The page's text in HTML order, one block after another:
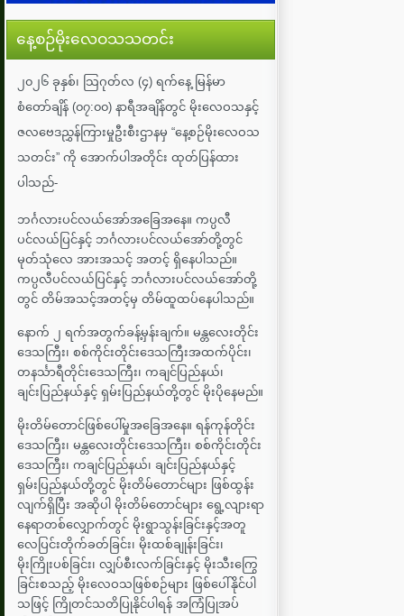
နေ့စဉ်မိုးလေဝသသတင်း
၂၀၂၆ ခုနှစ်၊ သြဂုတ်လ (၄) ရက်နေ့ မြန်မာ
စံတော်ချိန် (၀၇:၀၀) နာရီအချိန်တွင် မိုးလေဝသနှင့်
ဇလဗေဒညွှန်ကြားမှုဦးစီးဌာနမှ “နေ့စဉ်မိုးလေဝသ
သတင်း” ကို အောက်ပါအတိုင်း ထုတ်ပြန်ထား
ပါသည်-
ဘင်္ဂလားပင်လယ်အော်အ‌ခြေအနေ။ ကပ္ပလီ
ပင်လယ်ပြင်နှင့် ဘင်္ဂလားပင်လယ်အော်တို့တွင်
မုတ်သုံလေ အားအသင့် အတင့် ရှိနေပါသည်။
ကပ္ပလီပင်လယ်ပြင်နှင့် ဘင်္ဂလားပင်လယ်အော်တို့
တွင် တိမ်အသင့်အတင့်မှ တိမ်ထူထပ်နေပါသည်။
နောက် ၂ ရက်အတွက်ခန့်မှန်းချက်။ မန္တလေးတိုင်း
ဒေသကြီး၊ စစ်ကိုင်းတိုင်းဒေသကြီးအထက်ပိုင်း၊
တနင်္သာရီတိုင်းဒေသကြီး၊ ကချင်ပြည်နယ်၊
ချင်းပြည်နယ်နှင့် ရှမ်းပြည်နယ်တို့တွင် မိုးပိုနေမည်။
မိုးတိမ်တောင်ဖြစ်ပေါ်မှုအခြေအနေ။ ရန်ကုန်တိုင်း
ဒေသကြီး၊ မန္တလေးတိုင်းဒေသကြီး၊ စစ်ကိုင်းတိုင်း
ဒေသကြီး၊ ကချင်ပြည်နယ်၊ ချင်းပြည်နယ်နှင့်
ရှမ်းပြည်နယ်တို့တွင် မိုးတိမ်တောင်များ ဖြစ်ထွန်း
လျက်ရှိပြီး အဆိုပါ မိုးတိမ်တောင်များ ရွေ့လျားရာ
နေရာတစ်လျှောက်တွင် မိုးရွာသွန်းခြင်းနှင့်အတူ
လေပြင်းတိုက်ခတ်ခြင်း၊ မိုးထစ်ချုန်းခြင်း၊
မိုးကြိုးပစ်ခြင်း၊ လျှပ်စီးလက်ခြင်းနှင့် မိုးသီးကြွေ
ခြင်းစသည့် မိုးလေဝသဖြစ်စဉ်များ ဖြစ်ပေါ်နိုင်ပါ
သဖြင့် ကြိုတင်သတိပြုနိုင်ပါရန် အကြံပြုအပ်